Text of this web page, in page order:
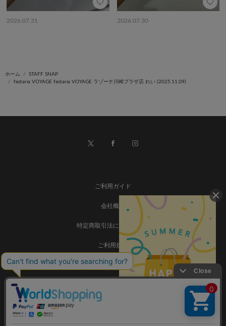
2026.07.31 2026.07.30
ホーム
STAFF SNAP
festaria VOYAGE festaria VOYAGE ラゾーナ川崎プラザ店 れい (2025.11.09)
ご利用ガイド
会社概要
特定商取引法に基づく表記
ご利用規約
個人情報保護方針